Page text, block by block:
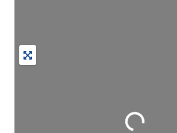
Wird geladen …